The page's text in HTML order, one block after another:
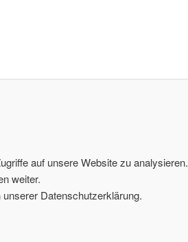
auf unsere Website zu analysieren.
weiter.
Datenschutzerklärung.